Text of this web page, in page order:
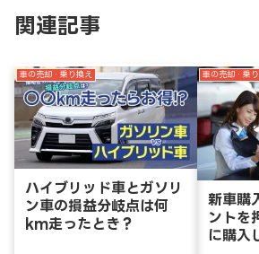
関連記事
車の売却・乗り換え
ハイブリッド車とガソリ
ン車の損益分岐点は何
km走ったとき？
車の売却・乗り
新車購
ントを
に購入